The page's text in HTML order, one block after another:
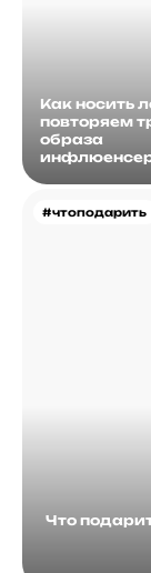
Как носить
повторяем
образа
#чтоподарить
Что